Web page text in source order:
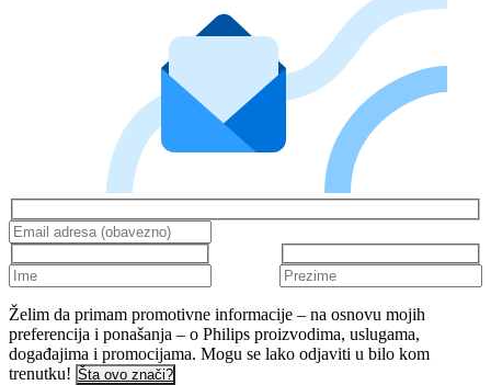
Želim da primam promotivne informacije – na osnovu mojih
preferencija i ponašanja – o Philips proizvodima, uslugama,
događajima i promocijama. Mogu se lako odjaviti u bilo kom
trenutku! Šta ovo znači?